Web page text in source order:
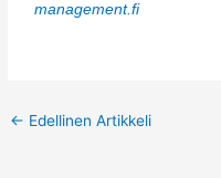
management.fi
← Edellinen Artikkeli